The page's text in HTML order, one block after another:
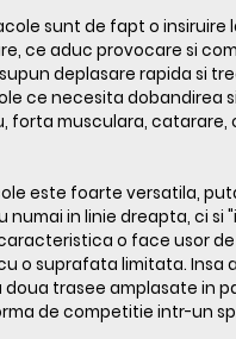
sunt de fapt o insiruire
ce aduc provocare si
deplasare rapida si
ce necesita dobandirea
forta musculara, catarare,
este foarte versatila,
numai in linie dreapta, ci si
o face usor
o suprafata limitata. Insa
trasee amplasate in
de competitie intr-un